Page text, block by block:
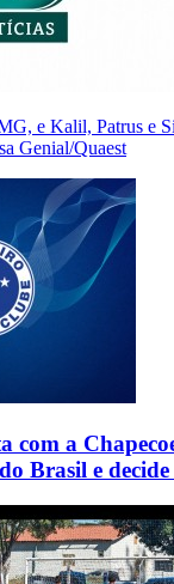
e Kalil, Patrus e
Genial/Quaest
com a
Brasil e